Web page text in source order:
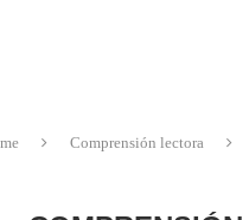
Comprensión lectora